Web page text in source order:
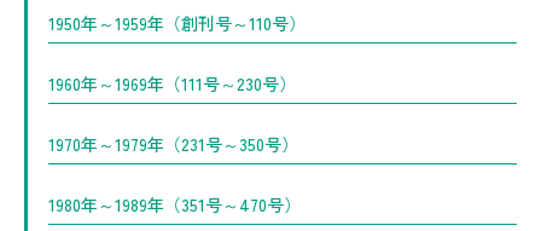
1950年～1959年（創刊号～110号）
1960年～1969年（111号～230号）
1970年～1979年（231号～350号）
1980年～1989年（351号～470号）